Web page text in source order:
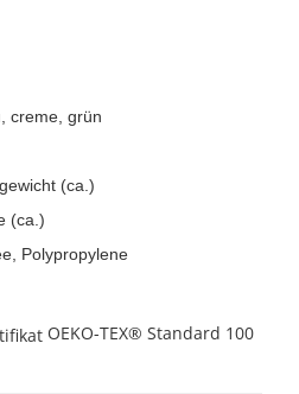
creme, grün
(ca.)
(ca.)
Polypropylene
OEKO-TEX® Standard 100